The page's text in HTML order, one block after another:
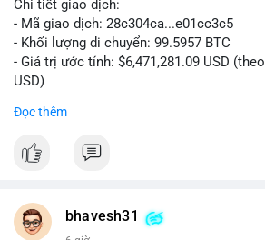
Chi tiết giao dịch:
- Mã giao dịch: 28c304ca...e01cc3c5
- Khối lượng di chuyển: 99.5957 BTC
- Giá trị ước tính: $6,471,281.09 USD
USD)
giá hơn 6.47 triệu USD, cho thấy dấu
thanh khoản hoặc bán, hoặc chuyển sang
dài hạn. Việc giao dịch chưa được xác
Đọc thêm
bhavesh31